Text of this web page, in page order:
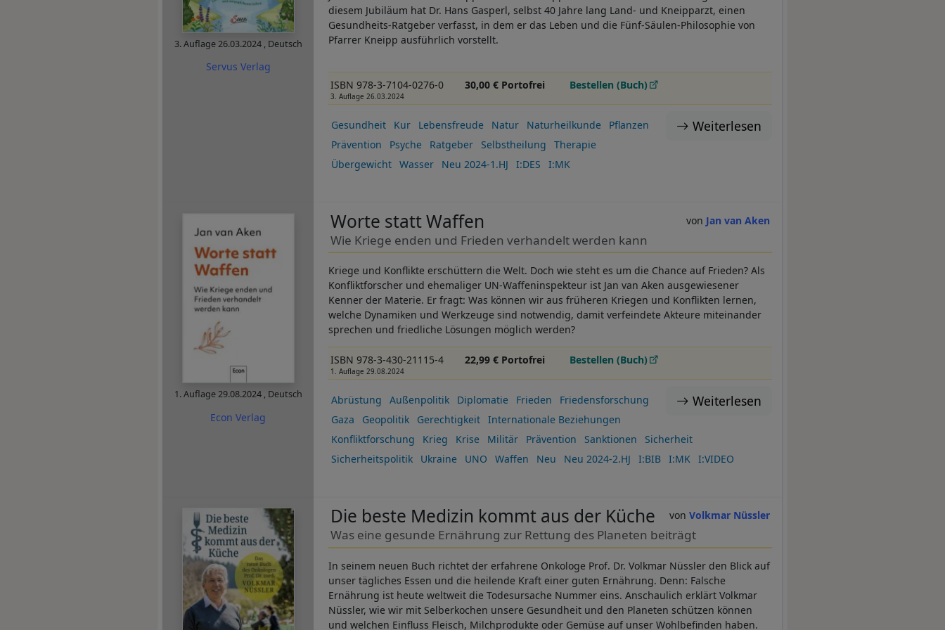
3. Auflage26.03.2024 , Deutsch
Servus Verlag
diesem Jubiläum hat Dr. Hans Gasperl, selbst 40 Jahre lang Land- und Kneipparzt, einen
Gesundheits-Ratgeber verfasst, in dem er das Leben und die Fünf-Säulen-Philosophie von
Pfarrer Kneipp ausführlich vorstellt.
ISBN 978-3-7104-0276-0
3. Auflage 26.03.2024
30,00 € Portofrei Bestellen (Buch)
Weiterlesen
Gesundheit Kur Lebensfreude Natur Naturheilkunde
Pflanzen
Prävention
Psyche Ratgeber Selbstheilung
Therapie
Übergewicht
Wasser Neu 2024-1.HJ I:DES I:MK
1. Auflage29.08.2024 , Deutsch
Econ Verlag
Jan van Aken
Worte statt Waffen
Wie Kriege enden und Frieden verhandelt werden kann
Kriege und Konflikte erschüttern die Welt. Doch wie steht es um die Chance auf Frieden? Als
Konfliktforscher und ehemaliger UN-Waffeninspekteur ist Jan van Aken ausgewiesener
Kenner der Materie. Er fragt: Was können wir aus früheren Kriegen und Konflikten lernen,
welche Dynamiken und Werkzeuge sind notwendig, damit verfeindete Akteure miteinander
sprechen und friedliche Lösungen möglich werden?
ISBN 978-3-430-21115-4
1. Auflage 29.08.2024
22,99 € Portofrei Bestellen (Buch)
Weiterlesen
Abrüstung Außenpolitik Diplomatie Frieden
Friedensforschung
Gaza
Geopolitik Gerechtigkeit
Internationale Beziehungen
Konfliktforschung
Krieg Krise Militär Prävention Sanktionen
Sicherheit
Sicherheitspolitik
Ukraine UNO Waffen Neu Neu 2024-2.HJ I:BIB I:MK I:VIDEO
Volkmar Nüssler
Die beste Medizin kommt aus der Küche
Was eine gesunde Ernährung zur Rettung des Planeten beiträgt
In seinem neuen Buch richtet der erfahrene Onkologe Prof. Dr. Volkmar Nüssler den Blick auf
unser tägliches Essen und die heilende Kraft einer guten Ernährung. Denn: Falsche
Ernährung ist heute weltweit die Todesursache Nummer eins. Anschaulich erklärt Volkmar
Nüssler, wie wir mit Selberkochen unsere Gesundheit und den Planeten schützen können
und welchen Einfluss Fleisch, Milchprodukte oder Gemüse auf unser Wohlbefinden haben.